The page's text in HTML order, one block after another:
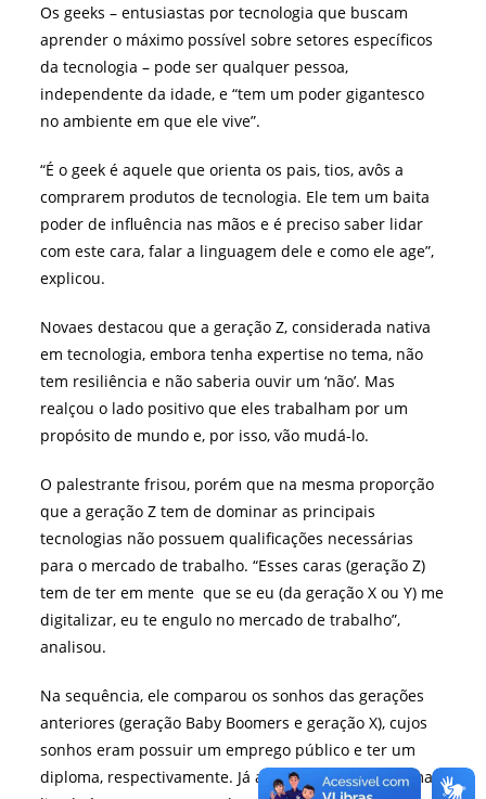
Os geeks – entusiastas por tecnologia que buscam
aprender o máximo possível sobre setores específicos
da tecnologia – pode ser qualquer pessoa,
independente da idade, e “tem um poder gigantesco
no ambiente em que ele vive”.
“É o geek é aquele que orienta os pais, tios, avôs a
comprarem produtos de tecnologia. Ele tem um baita
poder de influência nas mãos e é preciso saber lidar
com este cara, falar a linguagem dele e como ele age”,
explicou.
Novaes destacou que a geração Z, considerada nativa
em tecnologia, embora tenha expertise no tema, não
tem resiliência e não saberia ouvir um ‘não’. Mas
realçou o lado positivo que eles trabalham por um
propósito de mundo e, por isso, vão mudá-lo.
O palestrante frisou, porém que na mesma proporção
que a geração Z tem de dominar as principais
tecnologias não possuem qualificações necessárias
para o mercado de trabalho. “Esses caras (geração Z)
tem de ter em mente que se eu (da geração X ou Y) me
digitalizar, eu te engulo no mercado de trabalho”,
analisou.
Na sequência, ele comparou os sonhos das gerações
anteriores (geração Baby Boomers e geração X), cujos
sonhos eram possuir um emprego público e ter um
diploma, respectivamente. Já a sua geração (Y) era mais